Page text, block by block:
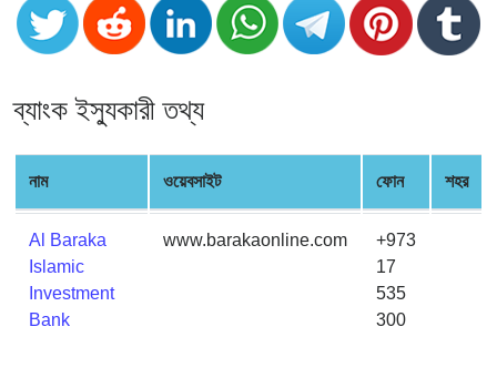
Credit
Card
Credit
Generator
Random
Credit
Card
Generator
Generate
ব্যাংক ইস্যুকারী তথ্য
নাম ওয়েবসাইট ফোন শহর
Al Baraka
Islamic
Investment
Bank
www.barakaonline.com
+973
17
535
300